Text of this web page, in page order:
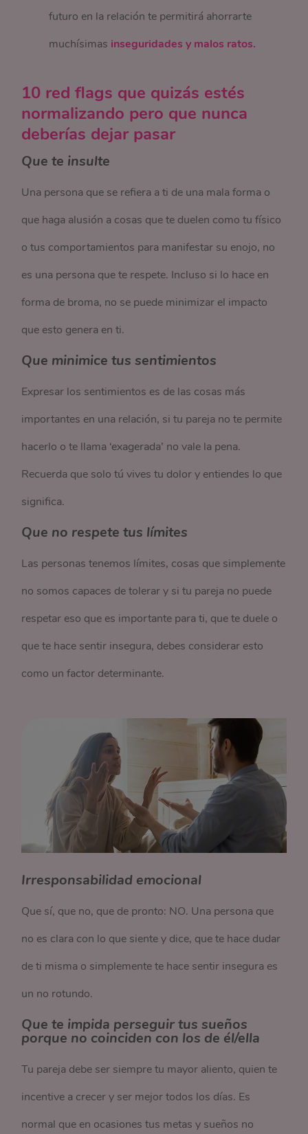
futuro en la relación te permitirá ahorrarte
muchísimas inseguridades y malos ratos.
10 red flags que quizás estés
normalizando pero que nunca
deberías dejar pasar
Que te insulte
Una persona que se refiera a ti de una mala forma o
que haga alusión a cosas que te duelen como tu físico
o tus comportamientos para manifestar su enojo, no
es una persona que te respete. Incluso si lo hace en
forma de broma, no se puede minimizar el impacto
que esto genera en ti.
Que minimice tus sentimientos
Expresar los sentimientos es de las cosas más
importantes en una relación, si tu pareja no te permite
hacerlo o te llama ‘exagerada’ no vale la pena.
Recuerda que solo tú vives tu dolor y entiendes lo que
significa.
Que no respete tus límites
Las personas tenemos límites, cosas que simplemente
no somos capaces de tolerar y si tu pareja no puede
respetar eso que es importante para ti, que te duele o
que te hace sentir insegura, debes considerar esto
como un factor determinante.
Irresponsabilidad emocional
Que sí, que no, que de pronto: NO. Una persona que
no es clara con lo que siente y dice, que te hace dudar
de ti misma o simplemente te hace sentir insegura es
un no rotundo.
Que te impida perseguir tus sueños
porque no coinciden con los de él/ella
Tu pareja debe ser siempre tu mayor aliento, quien te
incentive a crecer y ser mejor todos los días. Es
normal que en ocasiones tus metas y sueños no